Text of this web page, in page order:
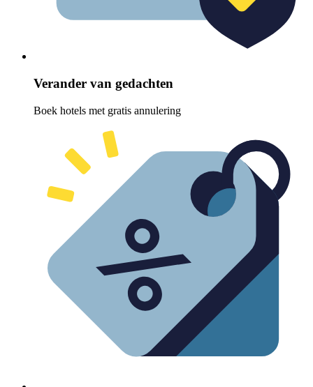
Verander van gedachten
Boek hotels met gratis annulering